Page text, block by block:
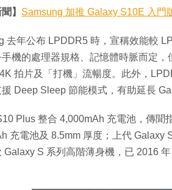
】 Samsung 加推 Galaxy S10E 入門
去年公布 LPDDR5 時，宣稱效能較
機的處理器規格、記憶體時脈而定
拍片及「打機」流暢度。此外，
Deep Sleep 節能模式，有助延長
Plus 整合 4,000mAh 充電池，傳聞
充電池及 8.5mm 厚度；上代 Galaxy
Galaxy S 系列高階薄身機，已 2016